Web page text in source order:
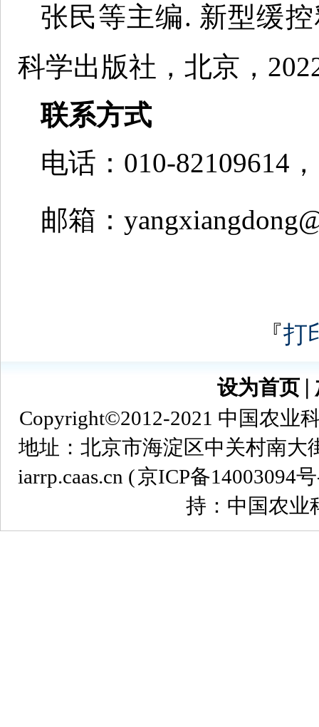
张民等主编. 新型缓
科学出版社，北京，
联系方式
电话：010-82109614
邮箱：
『打
设为首页
Copyright©2012-2021 中国农业
地址：北京市海淀区中关村南大
iarrp.caas.cn (京ICP备14003094
持：中国农